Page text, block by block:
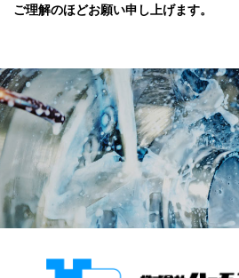
ご理解のほどお願い申し上げます。